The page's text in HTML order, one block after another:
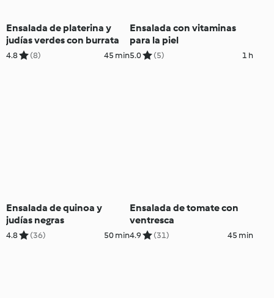
Ensalada de platerina y
judías verdes con burrata
4.8 (8) 45 min
Ensalada con vitaminas
para la piel
5.0 (5) 1 h
Ensalada de quinoa y
judías negras
4.8 (36) 50 min
Ensalada de tomate con
ventresca
4.9 (31) 45 min